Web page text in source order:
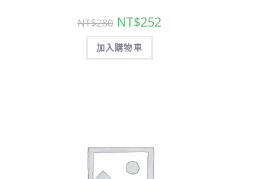
NT$280 NT$252
加入購物車